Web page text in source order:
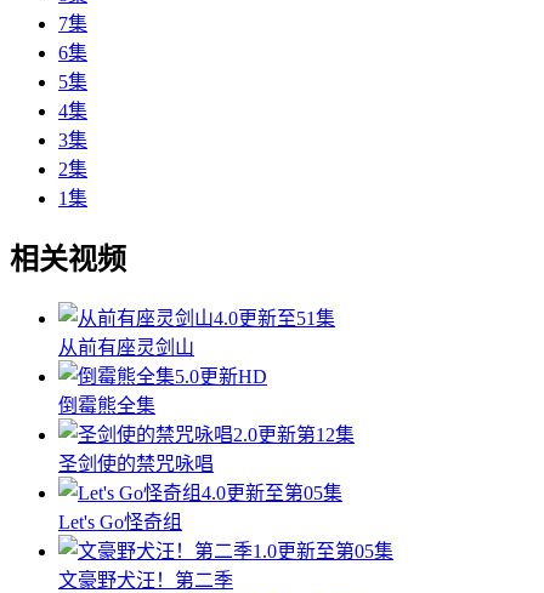
7集
6集
5集
4集
3集
2集
1集
相关视频
4.0更新至51集
从前有座灵剑山
5.0更新HD
倒霉熊全集
2.0更新第12集
圣剑使的禁咒咏唱
4.0更新至第05集
Let's Go怪奇组
1.0更新至第05集
文豪野犬汪！第二季